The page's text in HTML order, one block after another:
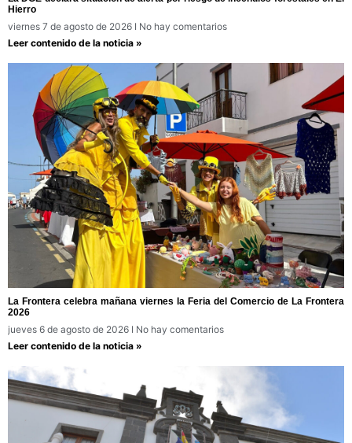
Hierro
viernes 7 de agosto de 2026
No hay comentarios
Leer contenido de la noticia »
La Frontera celebra mañana viernes la Feria del Comercio de La Frontera
2026
jueves 6 de agosto de 2026
No hay comentarios
Leer contenido de la noticia »